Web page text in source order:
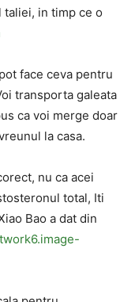
in timp ce o
face ceva pentru
transporta galeata
ca voi merge doar
la casa.
nu ca acei
total, Iti
Bao a dat din